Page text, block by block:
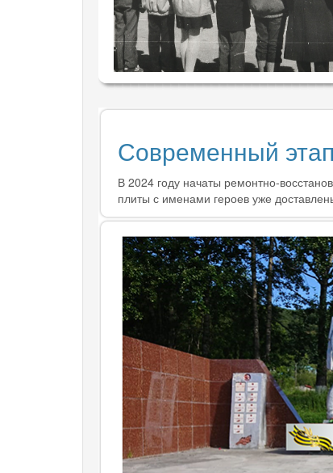
Современный этап
В 2024 году начаты ремонтно-
плиты с именами героев уже